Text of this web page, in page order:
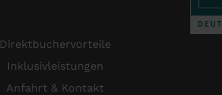
Direktbuchervorteile
Inklusivleistungen
Anfahrt & Kontakt